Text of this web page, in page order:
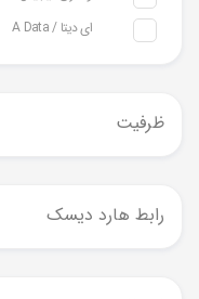
ای دیتا / A Data
ظرفیت
رابط هارد دیسک